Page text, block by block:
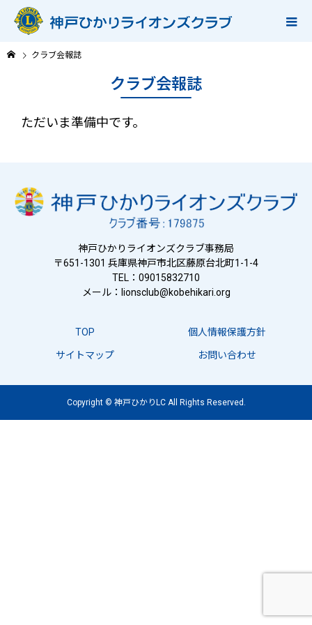
クラブ会報誌
クラブ会報誌
ただいま準備中です。
神戸ひかりライオンズクラブ事務局
〒651-1301 兵庫県神戸市北区藤原台北町1-1-4
TEL：09015832710
メール： lionsclub@kobehikari.org
TOP 個人情報保護方針
サイトマップ お問い合わせ
Copyright © 神戸ひかりLC All Rights Reserved.